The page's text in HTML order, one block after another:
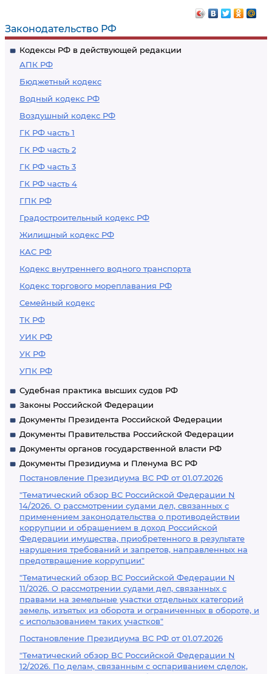
Законодательство РФ
Кодексы РФ в действующей редакции
АПК РФ
Бюджетный кодекс
Водный кодекс РФ
Воздушный кодекс РФ
ГК РФ часть 1
ГК РФ часть 2
ГК РФ часть 3
ГК РФ часть 4
ГПК РФ
Градостроительный кодекс РФ
Жилищный кодекс РФ
КАС РФ
Кодекс внутреннего водного транспорта
Кодекс торгового мореплавания РФ
Семейный кодекс
ТК РФ
УИК РФ
УК РФ
УПК РФ
Судебная практика высших судов РФ
Законы Российской Федерации
Документы Президента Российской Федерации
Документы Правительства Российской Федерации
Документы органов государственной власти РФ
Документы Президиума и Пленума ВС РФ
Постановление Президиума ВС РФ от 01.07.2026
"Тематический обзор ВС Российской Федерации N
14/2026. О рассмотрении судами дел, связанных с
применением законодательства о противодействии
коррупции и обращением в доход Российской
Федерации имущества, приобретенного в результате
нарушения требований и запретов, направленных на
предотвращение коррупции"
"Тематический обзор ВС Российской Федерации N
11/2026. О рассмотрении судами дел, связанных с
правами на земельные участки отдельных категорий
земель, изъятых из оборота и ограниченных в обороте, и
с использованием таких участков"
Постановление Президиума ВС РФ от 01.07.2026
"Тематический обзор ВС Российской Федерации N
12/2026. По делам, связанным с оспариванием сделок,